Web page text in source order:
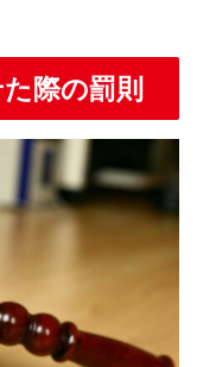
際の罰則